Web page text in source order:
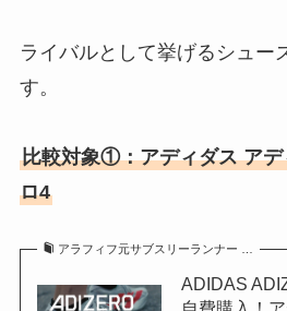
ライバルとして挙げるシュー
す。
比較対象①：アディダス アデ
ロ4
アラフィフ元サブスリーランナー …
ADIDAS